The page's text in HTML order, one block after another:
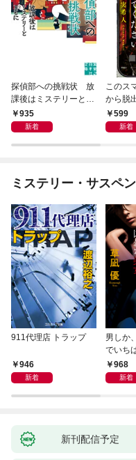
探偵部への挑戦状 放
課後はミステリーとと
もに 新装版
935
新着
このス
から脱
599
新着
ミステリー・サスペ
911代理店 トラップ
946
新着
男しか
でいち
968
新着
新刊配信予定